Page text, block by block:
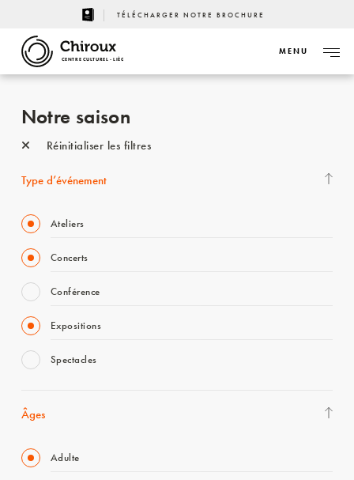
TÉLÉCHARGER NOTRE BROCHURE
CENTRE CULTUREL - LIÈGE
MENU
Notre saison
Réinitialiser les filtres
Type d’événement
Ateliers
Concerts
Conférence
Expositions
Spectacles
Âges
Adulte